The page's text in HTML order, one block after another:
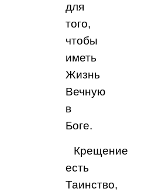
для
того,
чтобы
иметь
Жизнь
Вечную
в
Боге.
Крещение
есть
Таинство,